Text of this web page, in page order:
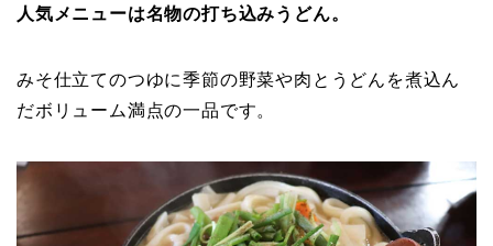
人気メニューは名物の打ち込みうどん。
みそ仕立てのつゆに季節の野菜や肉とうどんを煮込ん
だボリューム満点の一品です。